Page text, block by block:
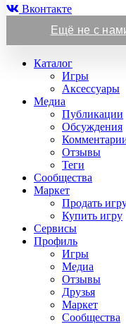
Вконтакте
Ещё не с
Каталог
Игры
Аксессуары
Медиа
Публикации
Обсуждения
Отзывы
Теги
Сообщества
Маркет
Продать
Купить игру
Сервисы
Профиль
Игры
Медиа
Отзывы
Друзья
Маркет
Сообщества